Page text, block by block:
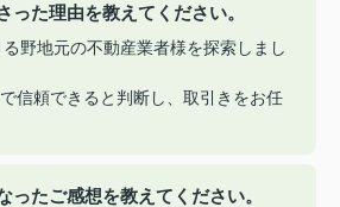
った理由を教えてください。
野地元の不動産業者様を探索しまし
信頼できると判断し、取引きをお任
ったご感想を教えてください。